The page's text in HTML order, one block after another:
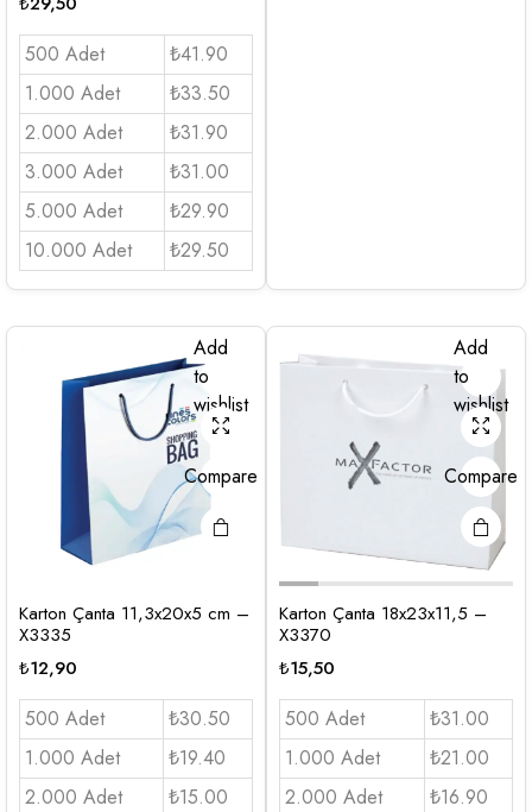
500 Adet
₺41.90
1.000 Adet
₺33.50
2.000 Adet
₺31.90
3.000 Adet
₺31.00
5.000 Adet
₺29.90
10.000 Adet
₺29.50
Add
to
wishlist
Compare
Karton Çanta 11,3x20x5 cm –
X3335
₺12,90
500 Adet
₺30.50
1.000 Adet
₺19.40
2.000 Adet
₺15.00
Add
to
wishlist
Compare
Karton Çanta 18x23x11,5 –
X3370
₺15,50
500 Adet
₺31.00
1.000 Adet
₺21.00
2.000 Adet
₺16.90